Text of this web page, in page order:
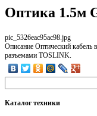
Оптика 1.5м
pic_5326eac95ac98.jpg
Описание Оптический кабель
разъемами TOSLINK.
Каталогтехники